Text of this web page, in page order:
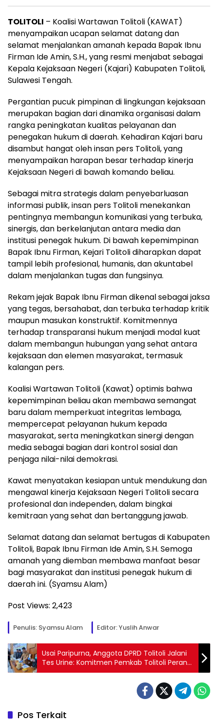
TOLITOLI – Koalisi Wartawan Tolitoli (KAWAT)
menyampaikan ucapan selamat datang dan
selamat menjalankan amanah kepada Bapak Ibnu
Firman Ide Amin, S.H., yang resmi menjabat sebagai
Kepala Kejaksaan Negeri (Kajari) Kabupaten Tolitoli,
Sulawesi Tengah.
Pergantian pucuk pimpinan di lingkungan kejaksaan
merupakan bagian dari dinamika organisasi dalam
rangka peningkatan kualitas pelayanan dan
penegakan hukum di daerah. Kehadiran Kajari baru
disambut hangat oleh insan pers Tolitoli, yang
menyampaikan harapan besar terhadap kinerja
Kejaksaan Negeri di bawah komando beliau.
Sebagai mitra strategis dalam penyebarluasan
informasi publik, insan pers Tolitoli menekankan
pentingnya membangun komunikasi yang terbuka,
sinergis, dan berkelanjutan antara media dan
institusi penegak hukum. Di bawah kepemimpinan
Bapak Ibnu Firman, Kejari Tolitoli diharapkan dapat
tampil lebih profesional, humanis, dan akuntabel
dalam menjalankan tugas dan fungsinya.
Rekam jejak Bapak Ibnu Firman dikenal sebagai jaksa
yang tegas, bersahabat, dan terbuka terhadap kritik
maupun masukan konstruktif. Komitmennya
terhadap transparansi hukum menjadi modal kuat
dalam membangun hubungan yang sehat antara
kejaksaan dan elemen masyarakat, termasuk
kalangan pers.
Koalisi Wartawan Tolitoli (Kawat) optimis bahwa
kepemimpinan beliau akan membawa semangat
baru dalam memperkuat integritas lembaga,
mempercepat pelayanan hukum kepada
masyarakat, serta meningkatkan sinergi dengan
media sebagai bagian dari kontrol sosial dan
penjaga nilai-nilai demokrasi.
Kawat menyatakan kesiapan untuk mendukung dan
mengawal kinerja Kejaksaan Negeri Tolitoli secara
profesional dan independen, dalam bingkai
kemitraan yang sehat dan bertanggung jawab.
Selamat datang dan selamat bertugas di Kabupaten
Tolitoli, Bapak Ibnu Firman Ide Amin, S.H. Semoga
amanah yang diemban membawa manfaat besar
bagi masyarakat dan institusi penegak hukum di
daerah ini. (Syamsu Alam)
Post Views: 2,423
Penulis: Syamsu Alam Editor: Yuslih Anwar
Usai Paripurna, Anggota DPRD Tolitoli Jalani
Tes Urine: Komitmen Pemkab Tolitoli Perangi
Narkoba Makin Tegas
Pos Terkait